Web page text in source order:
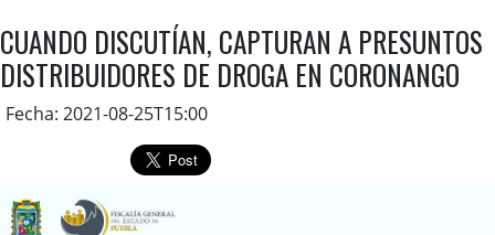
CUANDO DISCUTÍAN, CAPTURAN A PRESUNTOS
DISTRIBUIDORES DE DROGA EN CORONANGO
Fecha: 2021-08-25T15:00